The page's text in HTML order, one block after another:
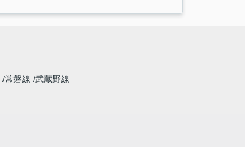
常磐線 武蔵野線